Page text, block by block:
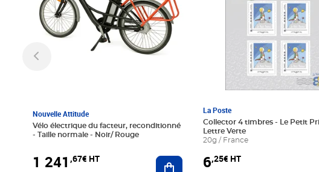
Nouvelle Attitude
Vélo électrique du facteur, reconditionné
- Taille normale - Noir/ Rouge
1 241 ,67€ HT Ajouter au panier
La Poste
Collector 4 timbres - Le Petit
Lettre Verte
20g / France
6,25€ HT